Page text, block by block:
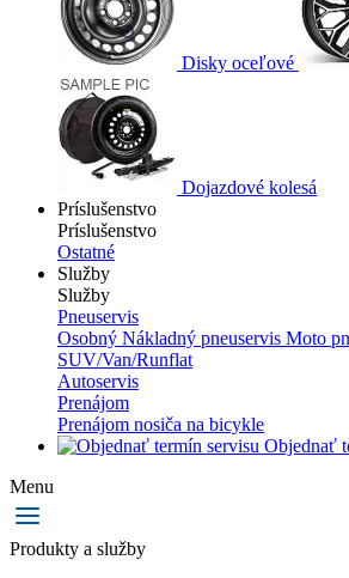
Disky oceľové
Dojazdové kolesá
Príslušenstvo
Príslušenstvo
Ostatné
Služby
Služby
Pneuservis
Osobný Nákladný pneuservis Moto
SUV/Van/Runflat
Autoservis
Prenájom
Prenájom nosiča na bicykle
Objednať
Menu
Produkty a služby